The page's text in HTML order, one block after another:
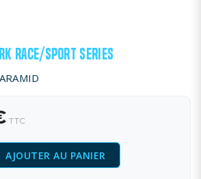
RACE/SPORT SERIES
TTC
AJOUTER AU PANIER